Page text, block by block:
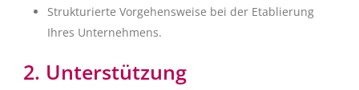
Strukturierte Vorgehensweise bei der Etablierung
Ihres Unternehmens.
2. Unterstützung